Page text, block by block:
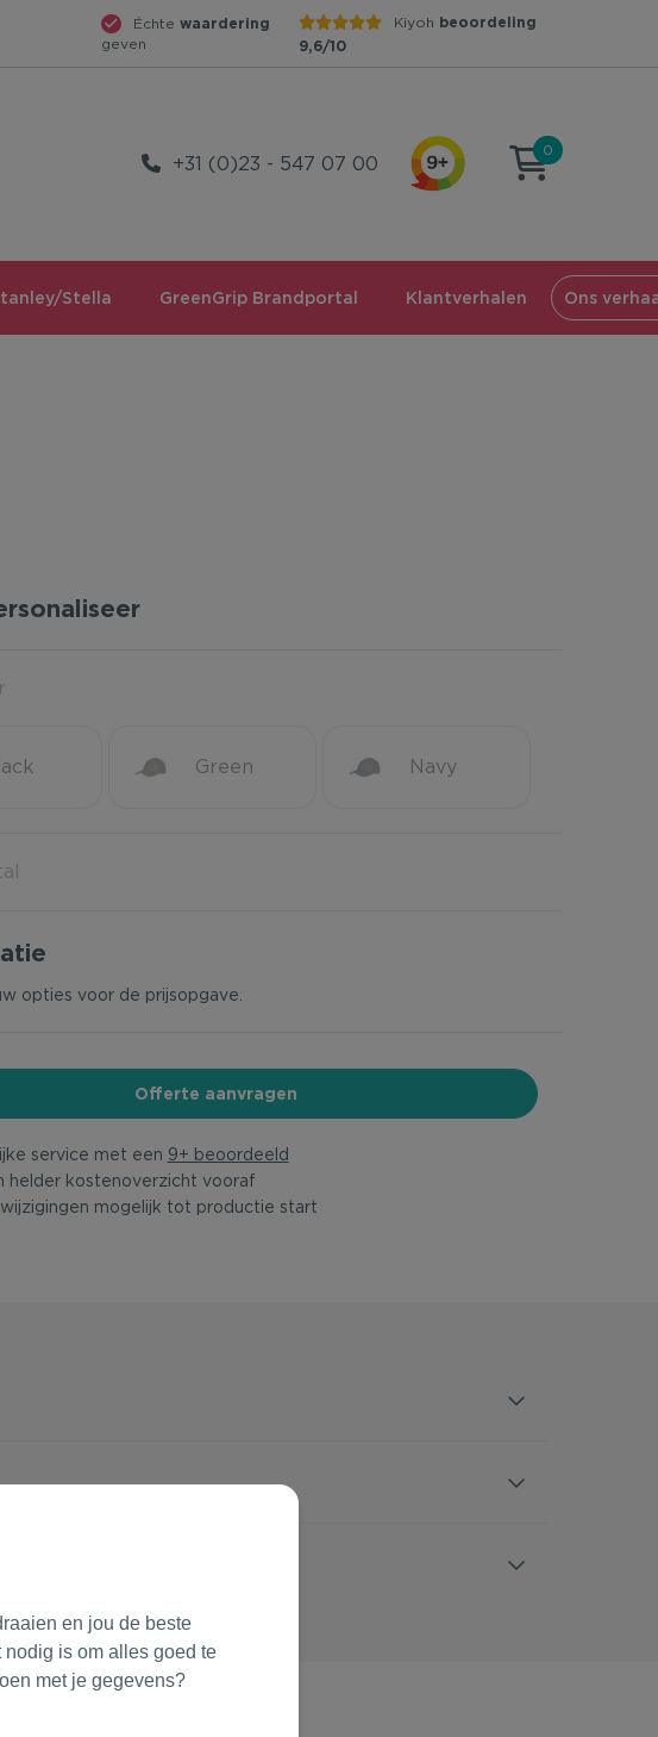
Échte waardering
geven
Kiyoh beoordeling
9,6/10
+31 (0)23 - 547 07 00
0
Stella GreenGrip Brandportal Klantverhalen Ons
Green Navy
opties voor de prijsopgave.
Offerte aanvragen
service met een 9+ beoordeeld
helder kostenoverzicht vooraf
wijzigingen mogelijk tot productie start
en jou de beste
is om alles goed te
met je gegevens?